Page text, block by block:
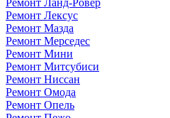
Ремонт Ланд-Ровер
Ремонт Лексус
Ремонт Мазда
Ремонт Мерседес
Ремонт Мини
Ремонт Митсубиси
Ремонт Ниссан
Ремонт Омода
Ремонт Опель